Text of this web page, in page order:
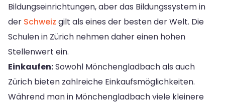
Bildungseinrichtungen, aber das Bildungssystem in
der Schweiz gilt als eines der besten der Welt. Die
Schulen in Zürich nehmen daher einen hohen
Stellenwert ein.
Einkaufen:Sowohl Mönchengladbach als auch
Zürich bieten zahlreiche Einkaufsmöglichkeiten.
Während man in Mönchengladbach viele kleinere